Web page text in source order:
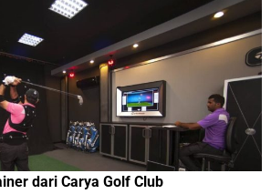
dari Carya Golf Club